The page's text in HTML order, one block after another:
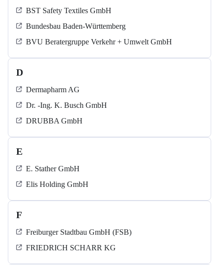
BST Safety Textiles GmbH
Bundesbau Baden-Württemberg
BVU Beratergruppe Verkehr + Umwelt GmbH
D
Dermapharm AG
Dr. -Ing. K. Busch GmbH
DRUBBA GmbH
E
E. Stather GmbH
Elis Holding GmbH
F
Freiburger Stadtbau GmbH (FSB)
FRIEDRICH SCHARR KG